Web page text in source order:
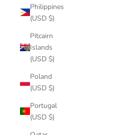
Philippines
(USD $)
Pitcairn
Islands
(USD $)
Poland
(USD $)
Portugal
(USD $)